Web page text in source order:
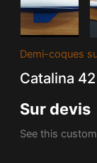
Demi-coques
Catalina
Sur devis
See this